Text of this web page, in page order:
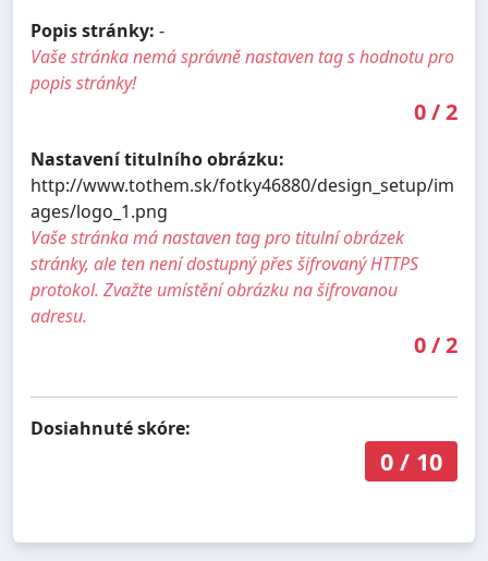
Popis stránky: -
Vaše stránka nemá správně nastaven tag s hodnotu pro
popis stránky!
0/2
Nastavení titulního obrázku:
http://www.tothem.sk/fotky46880/design_setup/im
ages/logo_1.png
Vaše stránka má nastaven tag pro titulní obrázek
stránky, ale ten není dostupný přes šifrovaný HTTPS
protokol. Zvažte umístění obrázku na šifrovanou
adresu.
0/2
Dosiahnuté skóre:
0/ 10